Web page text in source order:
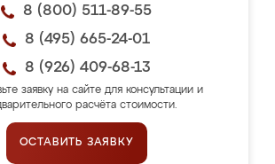
8 (800) 511-89-55
8 (495) 665-24-01
8 (926) 409-68-13
заявку на сайте для консультации и
расчёта стоимости.
ОСТАВИТЬ ЗАЯВКУ